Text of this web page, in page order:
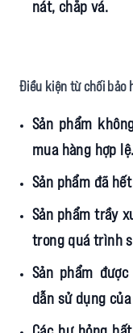
nát, chắp vá.
Điều kiện từ chối bảo
Sản phẩm
mua hàng hợp lệ.
Sản phẩm đã
Sản phẩm trầy
trong quá trình
Sản phẩm
dẫn sử dụng